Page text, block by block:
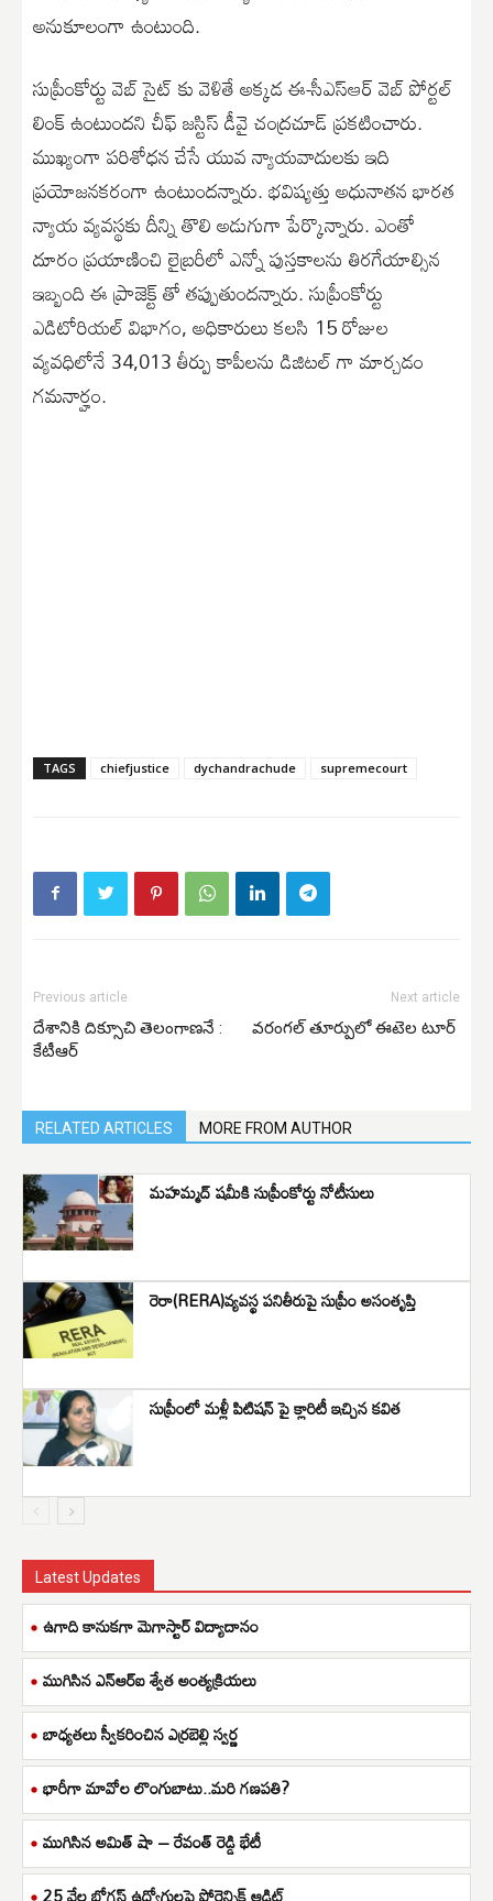
అనుకూలంగా ఉంటుంది.
సుప్రీంకోర్టు వెబ్ సైట్ కు వెళితే అక్కడ ఈ-సీఎస్ఆర్ వెబ్ పోర్టల్
లింక్ ఉంటుందని చీఫ్ జస్టిస్ డీవై చంద్రచూడ్ ప్రకటించారు.
ముఖ్యంగా పరిశోధన చేసే యువ న్యాయవాదులకు ఇది
ప్రయోజనకరంగా ఉంటుందన్నారు. భవిష్యత్తు అధునాతన భారత
న్యాయ వ్యవస్థకు దీన్ని తొలి అడుగుగా పేర్కొన్నారు. ఎంతో
దూరం ప్రయాణించి లైబ్రరీలో ఎన్నో పుస్తకాలను తిరగేయాల్సిన
ఇబ్బంది ఈ ప్రాజెక్ట్ తో తప్పుతుందన్నారు. సుప్రీంకోర్టు
ఎడిటోరియల్ విభాగం, అధికారులు కలసి 15 రోజుల
వ్యవధిలోనే 34,013 తీర్పు కాపీలను డిజిటల్ గా మార్చడం
గమనార్హం.
TAGS chiefjustice dychandrachude supremecourt
Previous article
దేశానికి దిక్సూచి తెలంగాణనే :
కేటీఆర్
Next article
వరంగల్ తూర్పులో ఈటెల టూర్
RELATED ARTICLES MORE FROM AUTHOR
మహమ్మద్ షమీకి సుప్రీంకోర్టు నోటీసులు
రెరా(RERA)వ్యవస్థ పనితీరుపై సుప్రీం అసంతృప్తి
సుప్రీంలో మళ్లీ పిటిషన్ పై క్లారిటీ ఇచ్చిన కవిత
Latest Updates
ఉగాది కానుకగా మెగాస్టార్ విద్యాదానం
ముగిసిన ఎన్ఆర్ఐ శ్వేత అంత్యక్రియలు
బాధ్యతలు స్వీకరించిన ఎర్రబెల్లి స్వర్ణ
భారీగా మావోల లొంగుబాటు..మరి గణపతి?
ముగిసిన అమిత్ షా – రేవంత్ రెడ్డి భేటీ